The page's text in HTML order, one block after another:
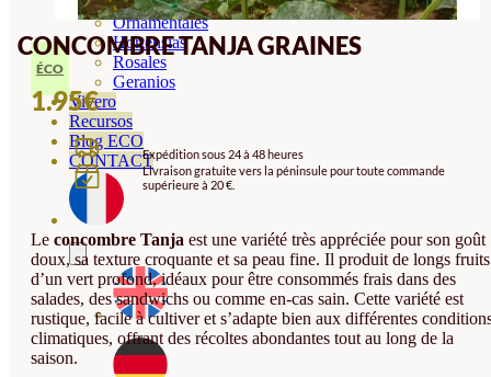
Ornamentales
Hortensias
Rosales
Geranios
Vivero
Recursos
Blog ECO
CONTACT
CONCOMBRE TANJA GRAINES
ÉCO
1.95€
Expédition sous 24 à 48 heures
Livraison gratuite vers la péninsule pour toute commande
supérieure à 20 €.
Le concombre Tanja est une variété très appréciée pour son goût
doux, sa texture croquante et sa peau fine. Il produit de longs fruits
d’un vert profond, idéaux pour être consommés frais dans des
salades, des sandwichs ou comme en-cas sain. Cette variété est
rustique, facile à cultiver et s’adapte bien aux différentes
climatiques, offrant des récoltes abondantes tout au long de la
saison.